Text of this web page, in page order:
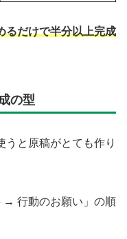
るだけで半分以上完成
の型
うと原稿がとても作り
→ 行動のお願い」の順